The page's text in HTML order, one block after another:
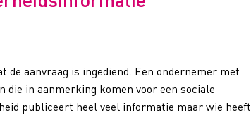
aanvraag is ingediend. Een ondernemer met
die in aanmerking komen voor een sociale
publiceert heel veel informatie maar wie heeft